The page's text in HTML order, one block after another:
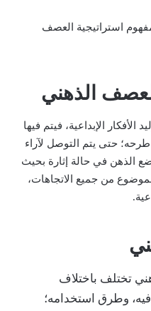
استراتيجية العصف
الذهني
الإبداعية، فيتم فيها
حتى يتم التوصل لآراء
الذهن في حالة إثارة بحيث
من جميع الاتجاهات،
تختلف باختلاف
وطرق استخدامه؛